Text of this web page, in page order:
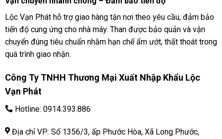
Lộc Vạn Phát hỗ trợ giao hàng tận nơi theo yêu cầu, đảm bảo
tiến độ cung ứng cho nhà máy. Than được bảo quản và vận
chuyển đúng tiêu chuẩn nhằm hạn chế ẩm ướt, thất thoát trong
quá trình giao nhận.
Công Ty TNHH Thương Mại Xuất Nhập Khẩu Lộc
Vạn Phát
Hotline: 0914.393.886
Địa chỉ VP: Số 1356/3, ấp Phước Hòa, Xã Long Phước,